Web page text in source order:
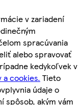
v zariadení
spracúvania
alebo spravovať
kedykoľvek v
a cookies. Tieto
údaje o
spôsob, akým vám